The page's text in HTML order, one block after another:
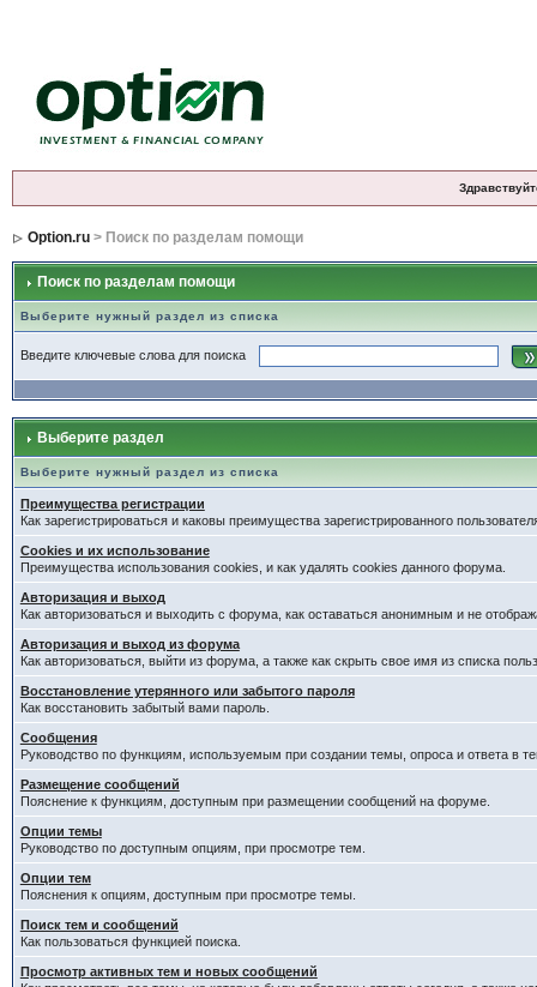
Option.ru> Поиск по разделам помощи
Поиск по разделам помощи
Выберите нужный раздел из списка
Введите ключевые слова для поиска
Выберите раздел
Выберите нужный раздел из списка
Преимущества регистрации
Как зарегистрироваться и каковы преимущества зарегистрированного
Cookies и их использование
Преимущества использования cookies, и как удалять cookies данного форума.
Авторизация и выход
Как авторизоваться и выходить с форума, как оставаться анонимным и не
Авторизация и выход из форума
Как авторизоваться, выйти из форума, а также как скрыть свое имя из списка
Восстановление утерянного или забытого пароля
Как восстановить забытый вами пароль.
Сообщения
Руководство по функциям, используемым при создании темы, опроса и ответа в
Размещение сообщений
Пояснение к функциям, доступным при размещении сообщений на форуме.
Опции темы
Руководство по доступным опциям, при просмотре тем.
Опции тем
Пояснения к опциям, доступным при просмотре темы.
Поиск тем и сообщений
Как пользоваться функцией поиска.
Просмотр активных тем и новых сообщений